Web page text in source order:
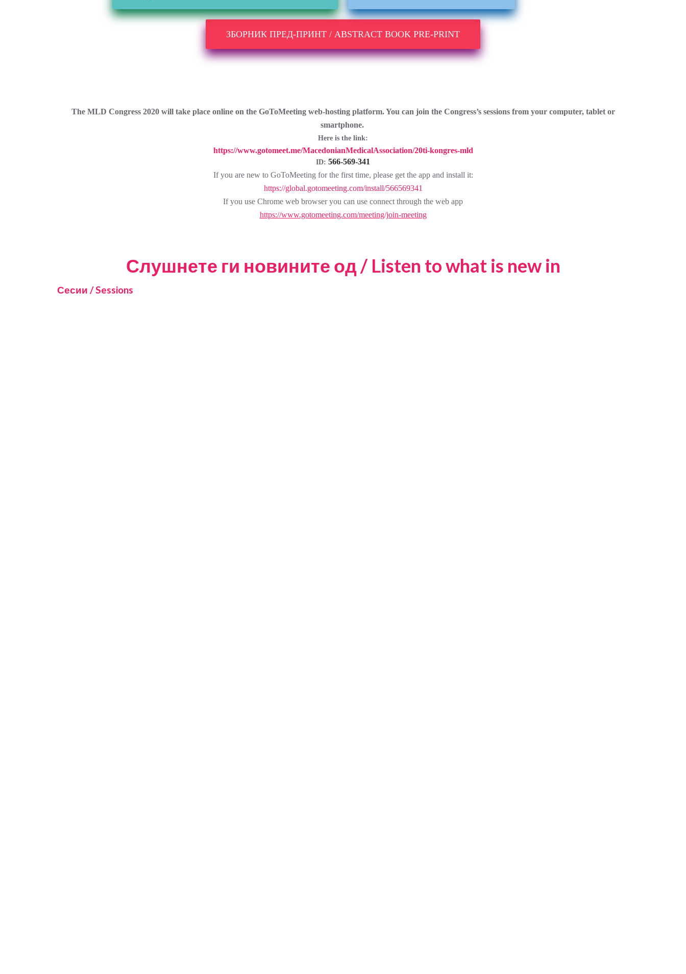
ЗБОРНИК ПРЕД-ПРИНТ / ABSTRACT BOOK PRE-PRINT
The MLD Congress 2020 will take place online on the GoToMeeting web-hosting platform. You can join the Congress’s sessions from your computer, tablet or
smartphone.
Here is the link:
https://www.gotomeet.me/MacedonianMedicalAssociation/20ti-kongres-mld
ID: 566-569-341
If you are new to GoToMeeting for the first time, please get the app and install it:
https://global.gotomeeting.com/install/566569341
If you use Chrome web browser you can use connect through the web app
https://www.gotomeeting.com/meeting/join-meeting
Слушнете ги новините од / Listen to what is new in
Сесии / Sessions